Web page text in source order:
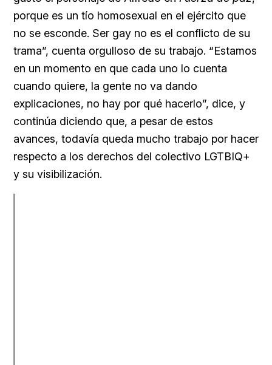
porque es un tío homosexual en el ejército que
no se esconde. Ser gay no es el conflicto de su
trama”, cuenta orgulloso de su trabajo. “Estamos
en un momento en que cada uno lo cuenta
cuando quiere, la gente no va dando
explicaciones, no hay por qué hacerlo”, dice, y
continúa diciendo que, a pesar de estos
avances, todavía queda mucho trabajo por hacer
respecto a los derechos del colectivo LGTBIQ+
y su visibilización.